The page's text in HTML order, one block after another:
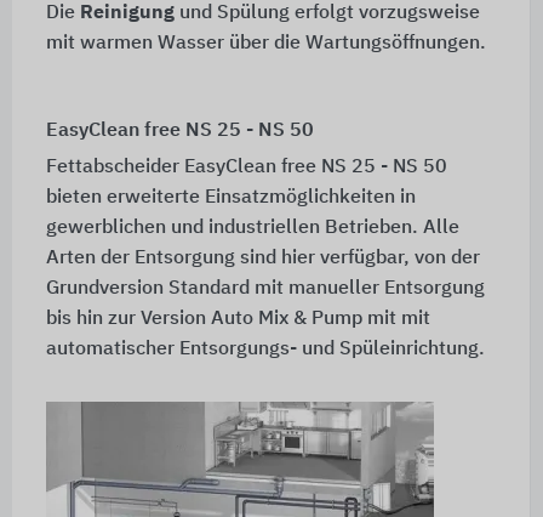
Die Reinigungund Spülung erfolgt vorzugsweise
mit warmen Wasser über die Wartungsöffnungen.
EasyClean free NS 25 - NS 50
Fettabscheider EasyClean free NS 25 - NS 50
bieten erweiterte Einsatzmöglichkeiten in
gewerblichen und industriellen Betrieben. Alle
Arten der Entsorgung sind hier verfügbar, von der
Grundversion Standard mit manueller Entsorgung
bis hin zur Version Auto Mix & Pump mit mit
automatischer Entsorgungs- und Spüleinrichtung.